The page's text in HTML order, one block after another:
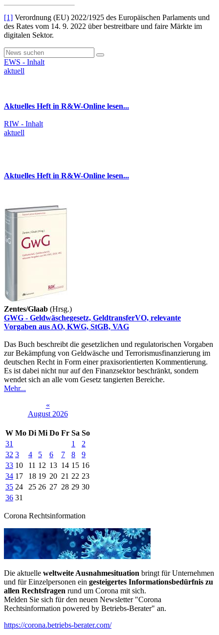
[1] Verordnung (EU) 2022/1925 des Europäischen Parlaments und
des Rates vom 14. 9. 2022 über bestreitbare und faire Märkte im
digitalen Sektor.
EWS - Inhalt
aktuell
Aktuelles Heft in R&W-Online lesen...
RIW - Inhalt
aktuell
Aktuelles Heft in R&W-Online lesen...
Zentes/Glaab (Hrsg.)
GWG - Geldwäschegesetz, GeldtransferVO, relevante
Vorgaben aus AO, KWG, StGB, VAG
Das Buch beschreibt die gesetzlichen und regulatorischen Vorgaben
zur Bekämpfung von Geldwäsche und Terrorismusfinanzierung im
deutschen Recht in Form einer praxisorientierten Kommentierung.
Es ist dabei nicht nur auf den Finanzsektor beschränkt, sondern
wendet sich an alle vom Gesetz tangierten Bereiche.
Mehr...
«
August 2026
W Mo Di Mi Do Fr Sa So
31
1
2
32 3 4 5 6 7 8
9
33 10 11 12 13 14 15 16
34 17 18 19 20 21 22 23
35 24 25 26 27 28 29 30
36 31
Corona Rechtsinformation
Die aktuelle weltweite Ausnahmesituation bringt für Unternehmen
und für Einzelpersonen ein gesteigertes Informationsbedürfnis zu
allen Rechtsfragen rund um Corona mit sich.
Melden Sie sich für den neuen Newsletter "Corona
Rechtsinformation powered by Betriebs-Berater" an.
https://corona.betriebs-berater.com/